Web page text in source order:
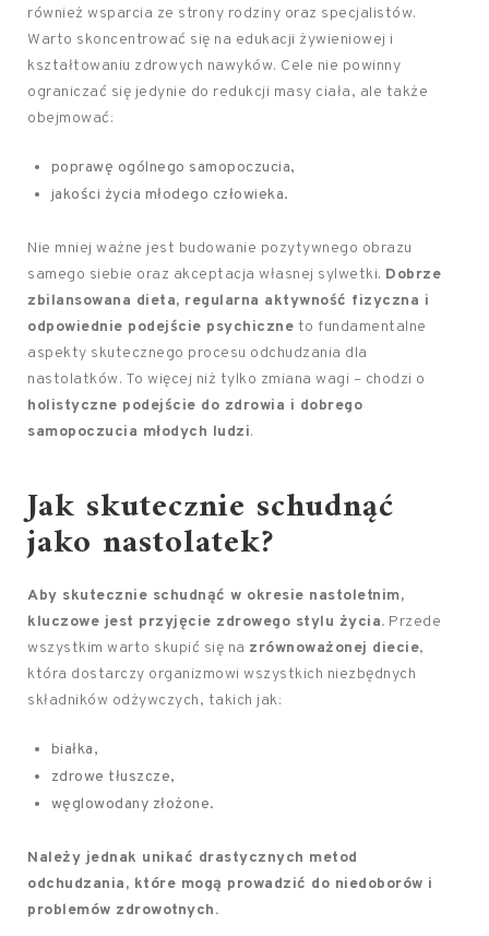
również wsparcia ze strony rodziny oraz specjalistów.
Warto skoncentrować się na edukacji żywieniowej i
kształtowaniu zdrowych nawyków. Cele nie powinny
ograniczać się jedynie do redukcji masy ciała, ale także
obejmować:
poprawę ogólnego samopoczucia,
jakości życia młodego człowieka.
Nie mniej ważne jest budowanie pozytywnego obrazu
samego siebie oraz akceptacja własnej sylwetki. Dobrze
zbilansowana dieta, regularna aktywność fizyczna i
odpowiednie podejście psychiczne to fundamentalne
aspekty skutecznego procesu odchudzania dla
nastolatków. To więcej niż tylko zmiana wagi – chodzi o
holistyczne podejście do zdrowia i dobrego
samopoczucia młodych ludzi.
Jak skutecznie schudnąć
jako nastolatek?
Aby skutecznie schudnąć w okresie nastoletnim,
kluczowe jest przyjęcie zdrowego stylu życia. Przede
wszystkim warto skupić się na zrównoważonej diecie,
która dostarczy organizmowi wszystkich niezbędnych
składników odżywczych, takich jak:
białka,
zdrowe tłuszcze,
węglowodany złożone.
Należy jednak unikać drastycznych metod
odchudzania, które mogą prowadzić do niedoborów i
problemów zdrowotnych.